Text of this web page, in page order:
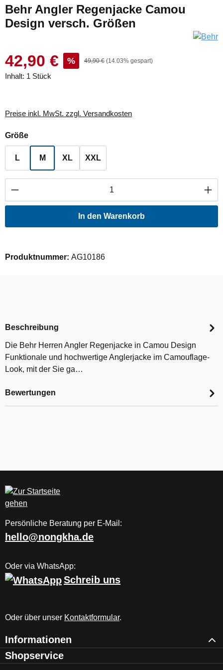
Behr Angler Regenjacke Camou
Design versch. Größen
42,90 € % 49,90 € (14.03% gespart)
Inhalt: 1 Stück
Preise inkl. MwSt. zzgl. Versandkosten
Größeauswählen
L M XL XXL
Produkt Anzahl: Gib den gewünschten
In den Warenkorb
Produktnummer: AG10186
Beschreibung
Die Behr Herren Angler Regenjacke in Camou Design
Funktionale und hochwertige Anglerjacke im Camouflage-
Look, mit der Sie ga…
Bewertungen
Persönliche Beratung per E-Mail:
hello@nongkha.de
Oder via WhatsApp:
Schreib uns
Oder über unser Kontaktformular.
Informationen
Shopservice